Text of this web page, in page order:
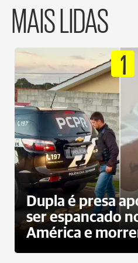
MAIS LIDAS
1
Dupla é presa
ser espancado
América e